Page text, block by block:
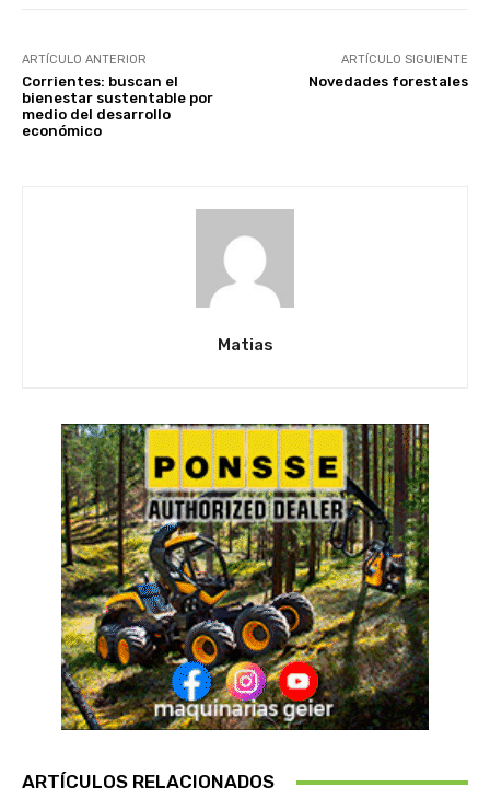
ARTÍCULO ANTERIOR
Corrientes: buscan el
bienestar sustentable por
medio del desarrollo
económico
ARTÍCULO SIGUIENTE
Novedades forestales
Matias
ARTÍCULOS RELACIONADOS